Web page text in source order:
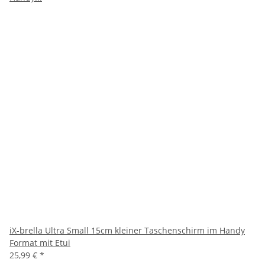
iX-brella Ultra Small 15cm kleiner Taschenschirm im Handy
Format mit Etui
25,99 € *